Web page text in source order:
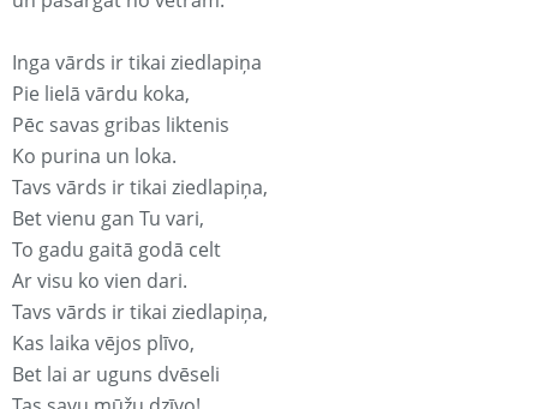
Inga vārds ir tikai ziedlapiņa
Pie lielā vārdu koka,
Pēc savas gribas liktenis
Ko purina un loka.
Tavs vārds ir tikai ziedlapiņa,
Bet vienu gan Tu vari,
To gadu gaitā godā celt
Ar visu ko vien dari.
Tavs vārds ir tikai ziedlapiņa,
Kas laika vējos plīvo,
Bet lai ar uguns dvēseli